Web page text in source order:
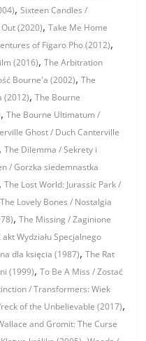
,Sixteen Candles /
(2020),Take Me Home
of Figaro Pho (2012),
(2016),The Arbitration
Bourne'a (2002),The
(2012),The Bourne
,The Bourne Ultimatum /
Ghost / Duch Canterville
,The Dilemma / Sekrety i
/ Gorzka siedemnastka
,The Lost World: Jurassic Park /
The Lovely Bones / Nostalgia
,The Missing / Zaginione
Wydziału Specjalnego
dla księcia (1987),The Rat
(1999),To Be A Miss / Zostać
/ Transformers: Wiek
of the Unbelievable (2017),
and Gromit: The Curse